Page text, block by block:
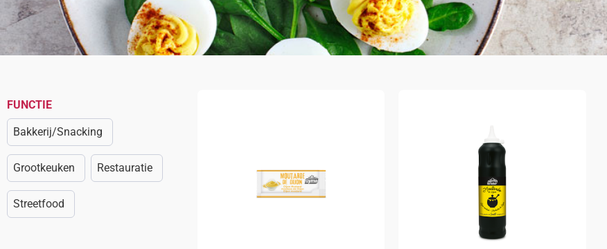
FUNCTIE
Bakkerij/Snacking
Grootkeuken Restauratie
Streetfood